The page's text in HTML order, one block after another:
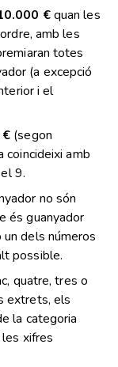
€quan les
amb les
totes
(a excepció
i el
(segon
coincideixi amb
9.
no són
és guanyador
un dels números
possible.
quatre, tres o
extrets, els
la categoria
xifres